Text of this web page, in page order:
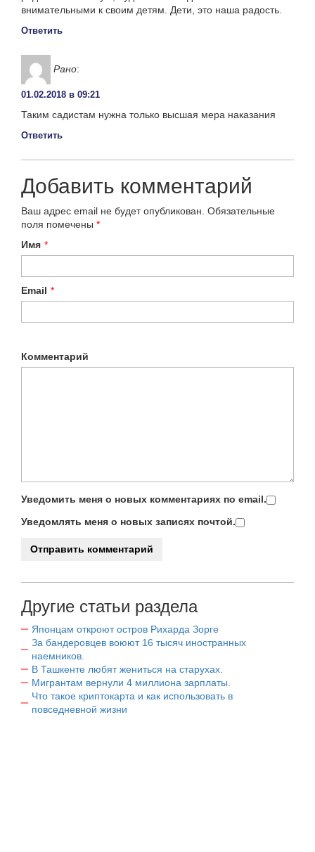
внимательными к своим детям. Дети, это наша радость.
Ответить
Рано:
01.02.2018 в 09:21
Таким садистам нужна только высшая мера наказания
Ответить
Добавить комментарий
Ваш адрес email не будет опубликован. Обязательные
поля помечены *
Имя *
Email *
Комментарий
Уведомить меня о новых комментариях по email.
Уведомлять меня о новых записях почтой.
Другие статьи раздела
Японцам откроют остров Рихарда Зорге
За бандеровцев воюют 16 тысяч иностранных
наемников.
В Ташкенте любят жениться на старухах.
Мигрантам вернули 4 миллиона зарплаты.
Что такое криптокарта и как использовать в
повседневной жизни